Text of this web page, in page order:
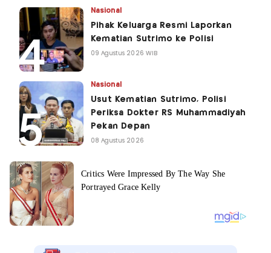
Nasional
Pihak Keluarga Resmi Laporkan
Kematian Sutrimo ke Polisi
09 Agustus 2026 WIB
Nasional
Usut Kematian Sutrimo, Polisi
Periksa Dokter RS Muhammadiyah
Pekan Depan
08 Agustus 2026